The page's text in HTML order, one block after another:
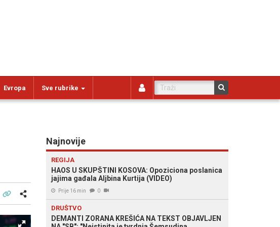
Evropa Sve rubrike
Najnovije
REGIJA
HAOS U SKUPŠTINI KOSOVA: Opoziciona poslanica
jajima gađala Aljbina Kurtija (VIDEO)
Prije 16 min 0
DRUŠTVO
DEMANTI ZORANA KREŠIĆA NA TEKST OBJAVLJEN